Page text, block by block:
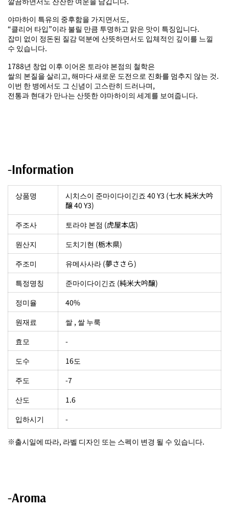
야마하이 특유의 중후함을 가지면서도,
“클리어 타입”이라 불릴 만큼 투명하고 맑은 맛이 특징입니다.
잡미 없이 정돈된 질감 덕분에 산뜻하면서도 입체적인 깊이를 느낄
수 있습니다.
1788년 창업 이후 이어온 토라야 본점의 철학은
쌀의 본질을 살리고, 해마다 새로운 도전으로 진화를 멈추지 않는 것.
이번 한 병에서도 그 신념이 고스란히 드러나며,
전통과 현대가 만나는 산뜻한 야마하이의 세계를 보여줍니다.
-Information
상품명
시치스이 준마이다이긴죠 40 Y3 (七水 純米大吟
醸 40 Y3)
주조사
토라야 본점 (虎屋本店)
원산지
도치기현 (栃木県)
주조미
유메사사라 (夢ささら)
특정명칭
준마이다이긴죠 (純米大吟醸)
정미율
40%
원재료
쌀 , 쌀 누룩
효모
-
도수
16도
주도
-7
산도
1.6
입하시기
-
※출시일에 따라, 라벨 디자인 또는 스펙이 변경 될 수 있습니다.
-Aroma